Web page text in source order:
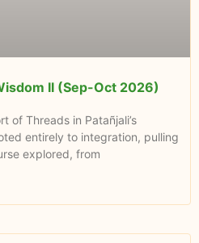
II (Sep-Oct 2026)
of Threads in Patañjali’s
entirely to integration, pulling
explored, from